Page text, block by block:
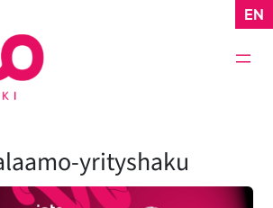
EN
yrityshaku